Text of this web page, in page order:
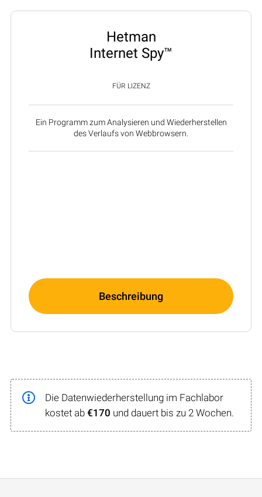
Hetman
Internet Spy™
FÜR LIZENZ
Ein Programm zum Analysieren und Wiederherstellen
des Verlaufs von Webbrowsern.
Beschreibung
Die Datenwiederherstellung im Fachlabor
kostet ab €170 und dauert bis zu 2 Wochen.